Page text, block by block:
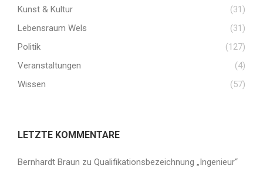
Kunst & Kultur
(31)
Lebensraum Wels
(31)
Politik
(127)
Veranstaltungen
(4)
Wissen
(57)
LETZTE KOMMENTARE
Bernhardt Braun zu Qualifikationsbezeichnung „Ingenieur“